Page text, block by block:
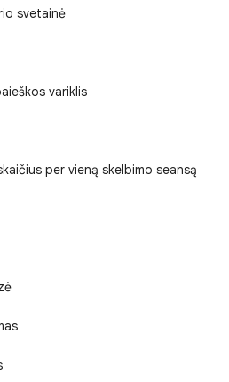
svetainė
variklis
per vieną skelbimo seansą